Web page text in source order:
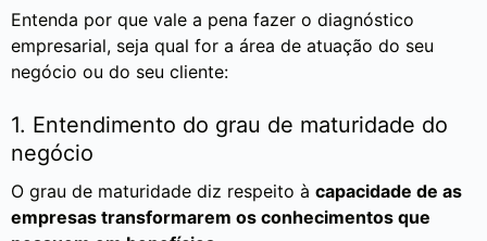
Entenda por que vale a pena fazer o diagnóstico
empresarial, seja qual for a área de atuação do seu
negócio ou do seu cliente:
1. Entendimento do grau de maturidade do
negócio
O grau de maturidade diz respeito à capacidade de as
empresas transformarem os conhecimentos que